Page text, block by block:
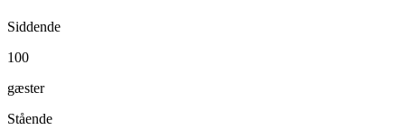
Siddende
100
gæster
Stående